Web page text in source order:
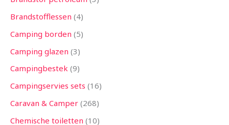
Brandstofflessen 4
Camping borden 5
Camping glazen 3
Campingbestek 9
Campingservies sets 16
Caravan & Camper 268
Chemische toiletten 10